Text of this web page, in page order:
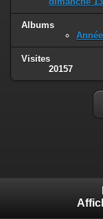
Albums
Visites
20157